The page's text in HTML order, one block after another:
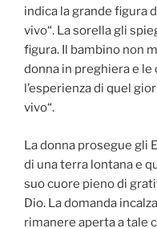
indica la grande figura
vivo“. La sorella gli
figura. Il bambino non
donna in preghiera e le
l’esperienza di quel
vivo“.
La donna prosegue gli
di una terra lontana e
suo cuore pieno di
Dio. La domanda
rimanere aperta a tale